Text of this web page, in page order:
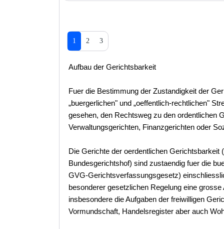
1 2 3
Aufbau der Gerichtsbarkeit
Fuer die Bestimmung der Zustandigkeit der
„buergerlichen" und „oeffentlich-rechtlichen"
gesehen, den Rechtsweg zu den ordentlichen
Verwaltungsgerichten, Finanzgerichten oder
Die Gerichte der oerdentlichen
Bundesgerichtshof) sind zustaendig fuer die
GVG-Gerichtsverfassungsgesetz)
besonderer gesetzlichen Regelung eine
insbesondere die Aufgaben der freiwilligen
Vormundschaft, Handelsregister aber auch